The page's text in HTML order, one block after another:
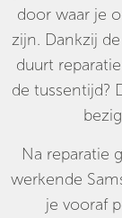
door waar je
zijn. Dankzij
duurt
de tussentijd?
Na reparatie
werkende
je vooraf